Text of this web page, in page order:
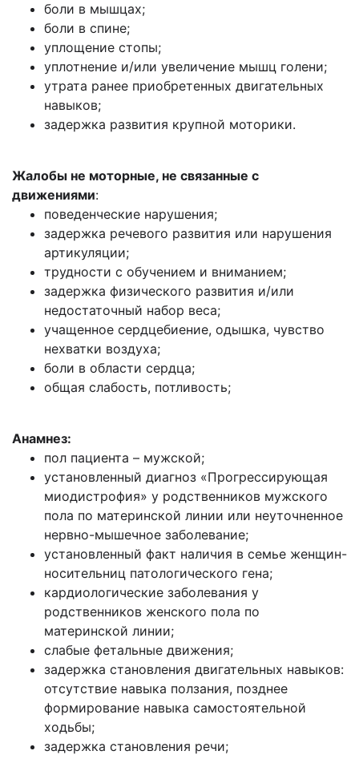
боли в мышцах;
боли в спине;
уплощение стопы;
уплотнение и/или увеличение мышц голени;
утрата ранее приобретенных двигательных
навыков;
задержка развития крупной моторики.
Жалобы не моторные, не связанные с
движениями:
поведенческие нарушения;
задержка речевого развития или нарушения
артикуляции;
трудности с обучением и вниманием;
задержка физического развития и/или
недостаточный набор веса;
учащенное сердцебиение, одышка, чувство
нехватки воздуха;
боли в области сердца;
общая слабость, потливость;
Анамнез:
пол пациента – мужской;
установленный диагноз «Прогрессирующая
миодистрофия» у родственников мужского
пола по материнской линии или неуточненное
нервно-мышечное заболевание;
установленный факт наличия в семье женщин-
носительниц патологического гена;
кардиологические заболевания у
родственников женского пола по
материнской линии;
слабые фетальные движения;
задержка становления двигательных навыков:
отсутствие навыка ползания, позднее
формирование навыка самостоятельной
ходьбы;
задержка становления речи;